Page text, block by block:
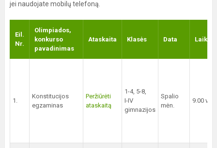
jei naudojate mobilų telefoną.
Eil.
Nr.
Olimpiados,
konkurso
pavadinimas
Ataskaita Klasės Data Laikas
1.
Konstitucijos
egzaminas
Peržiūrėti
ataskaitą
1-4, 5-8,
I-IV
gimnazijos
Spalio
mėn.
9.00 val.